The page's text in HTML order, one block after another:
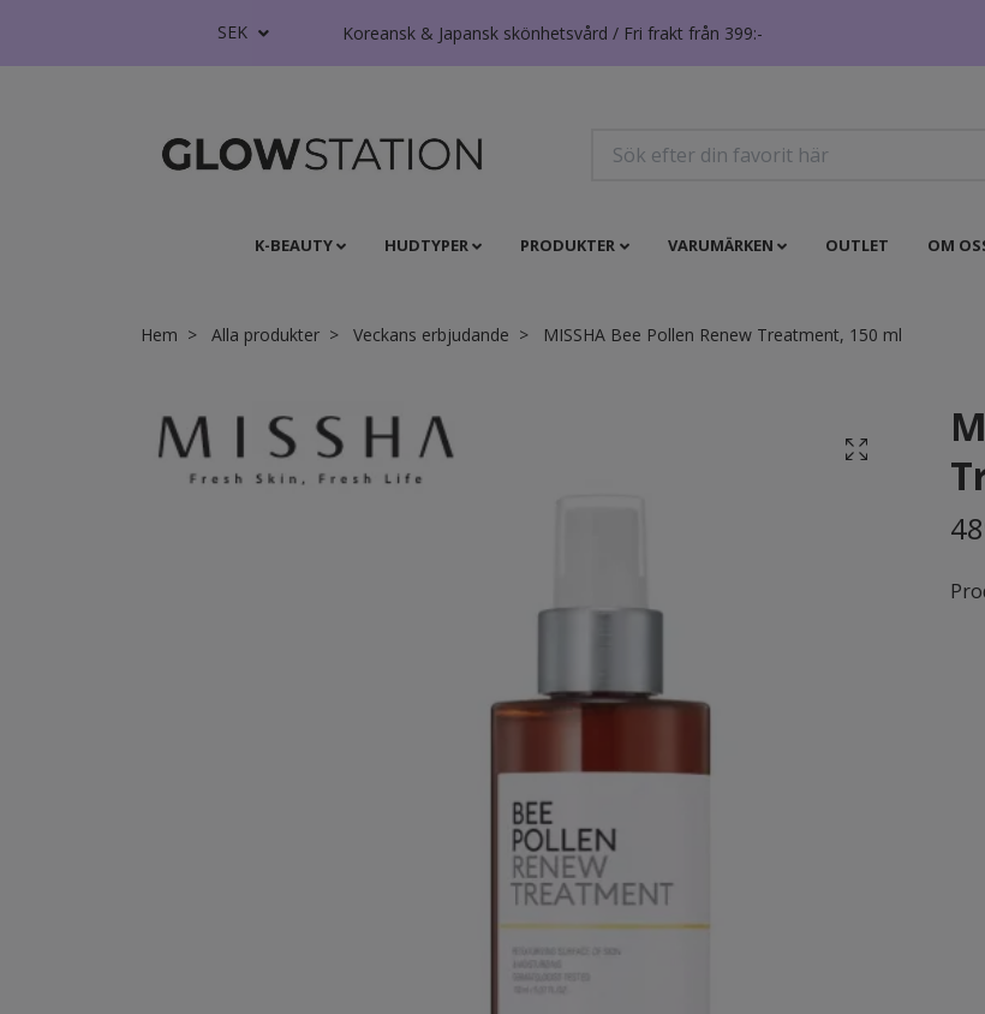
SEK Koreansk & Japansk skönhetsvård / Fri frakt från 399:-
K-BEAUTY HUDTYPER PRODUKTER VARUMÄRKEN OUTLET OM
Hem Alla produkter Veckans erbjudande MISSHA Bee Pollen Renew Treatment, 150 ml